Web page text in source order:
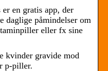
en gratis app, der
daglige påmindelser om
eller fx sine
kvinder gravide mod
p-piller.